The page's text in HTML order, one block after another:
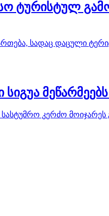
ტურისტულ
სადაც დაცული
მეწარმეებს
კერძო